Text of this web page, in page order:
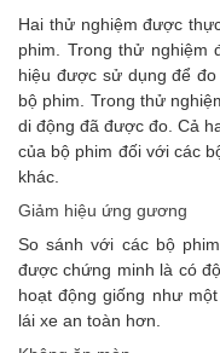
Hai thử nghiệm được
phim. Trong thử nghiệm
hiệu được sử dụng để
bộ phim. Trong thử
di động đã được đo. Cả
của bộ phim đối với các
khác.
Giảm hiệu ứng gương
So sánh với các bộ
được chứng minh là có
hoạt động giống như
lái xe an toàn hơn.